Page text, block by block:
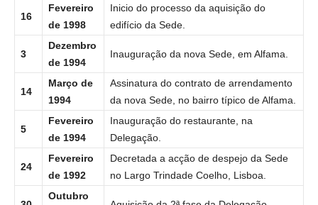
16
Fevereiro
de 1998
Inicio do processo da aquisição do
edifício da Sede.
3
Dezembro
de 1994
Inauguração da nova Sede, em Alfama.
14
Março de
1994
Assinatura do contrato de arrendamento
da nova Sede, no bairro típico de Alfama.
5
Fevereiro
de 1994
Inauguração do restaurante, na
Delegação.
24
Fevereiro
de 1992
Decretada a acção de despejo da Sede
no Largo Trindade Coelho, Lisboa.
Outubro